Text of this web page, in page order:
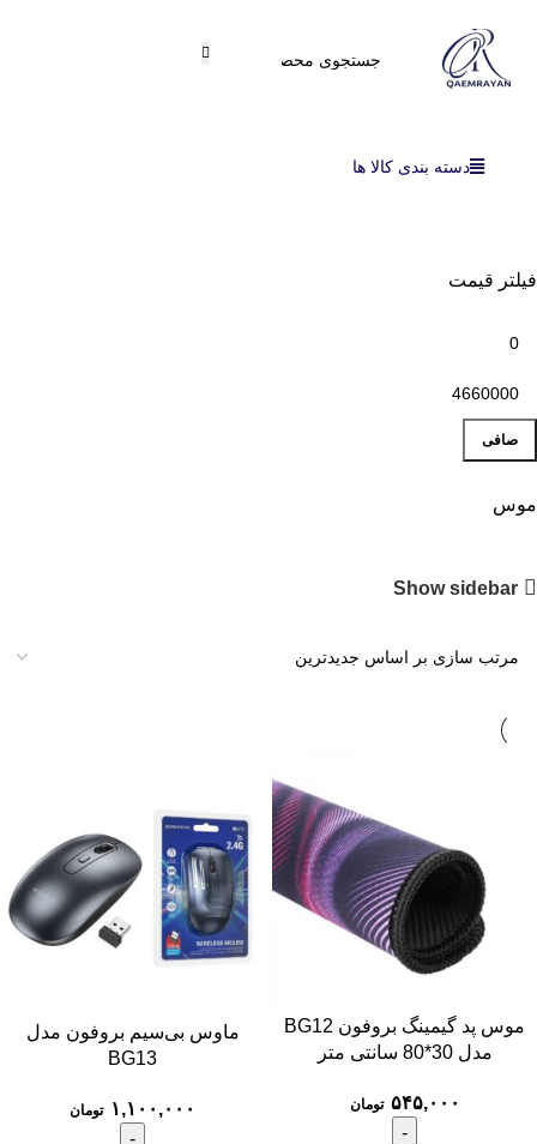
دسته بندی کالا ها
فیلتر قیمت
صافی
موس
Show sidebar
موس پد گیمینگ بروفون BG12
مدل 30*80 سانتی متر
۵۴۵,۰۰۰ تومان
ماوس بی‌سیم بروفون مدل
BG13
۱,۱۰۰,۰۰۰ تومان